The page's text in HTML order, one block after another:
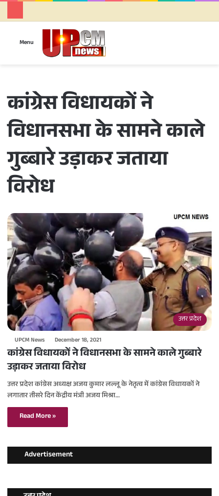
Menu
कांग्रेस विधायकों ने
विधानसभा के सामने काले
गुब्बारे उड़ाकर जताया
विरोध
उत्तर प्रदेश
UPCM News December 18, 2021
कांग्रेस विधायकों ने विधानसभा के सामने काले गुब्बारे
उड़ाकर जताया विरोध
उत्तर प्रदेश कांग्रेस अध्यक्ष अजय कुमार लल्लू के नेतृत्व में कांग्रेस विधायकों ने
लगातार तीसरे दिन केंद्रीय मंत्री अजय मिश्रा…
Read More »
Advertisement